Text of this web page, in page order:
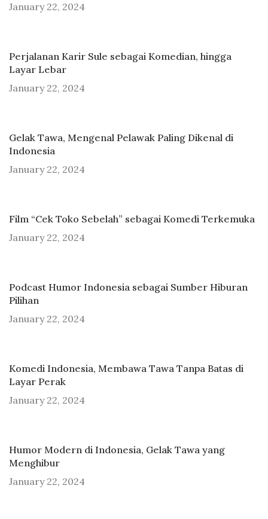
January 22, 2024
Perjalanan Karir Sule sebagai Komedian, hingga
Layar Lebar
January 22, 2024
Gelak Tawa, Mengenal Pelawak Paling Dikenal di
Indonesia
January 22, 2024
Film “Cek Toko Sebelah” sebagai Komedi Terkemuka
January 22, 2024
Podcast Humor Indonesia sebagai Sumber Hiburan
Pilihan
January 22, 2024
Komedi Indonesia, Membawa Tawa Tanpa Batas di
Layar Perak
January 22, 2024
Humor Modern di Indonesia, Gelak Tawa yang
Menghibur
January 22, 2024